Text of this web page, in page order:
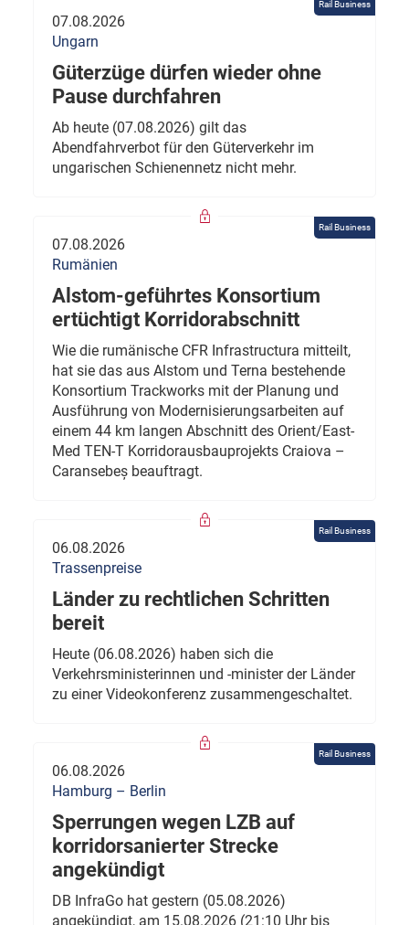
Rail Business
07.08.2026
Ungarn
Güterzüge dürfen wieder ohne
Pause durchfahren
Ab heute (07.08.2026) gilt das
Abendfahrverbot für den Güterverkehr im
ungarischen Schienennetz nicht mehr.
Rail Business
07.08.2026
Rumänien
Alstom-geführtes Konsortium
ertüchtigt Korridorabschnitt
Wie die rumänische CFR Infrastructura mitteilt,
hat sie das aus Alstom und Terna bestehende
Konsortium Trackworks mit der Planung und
Ausführung von Modernisierungsarbeiten auf
einem 44 km langen Abschnitt des Orient/East-
Med TEN-T Korridorausbauprojekts Craiova –
Caransebeș beauftragt.
Rail Business
06.08.2026
Trassenpreise
Länder zu rechtlichen Schritten
bereit
Heute (06.08.2026) haben sich die
Verkehrsministerinnen und -minister der Länder
zu einer Videokonferenz zusammengeschaltet.
Rail Business
06.08.2026
Hamburg – Berlin
Sperrungen wegen LZB auf
korridorsanierter Strecke
angekündigt
DB InfraGo hat gestern (05.08.2026)
angekündigt, am 15.08.2026 (21:10 Uhr bis